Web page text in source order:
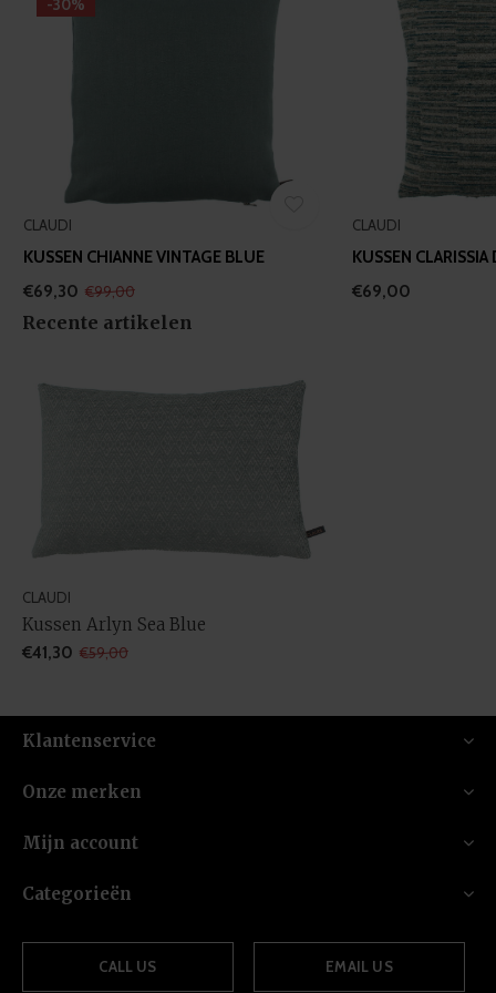
-30%
CLAUDI
KUSSEN CHIANNE VINTAGE BLUE
€69,30 €99,00
CLAUDI
KUSSEN
€69,00
Recente artikelen
CLAUDI
Kussen Arlyn Sea Blue
€41,30 €59,00
Klantenservice
Onze merken
Mijn account
Categorieën
CALL US EMAIL US